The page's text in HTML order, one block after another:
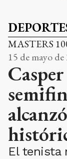
MASTERS
15 de mayo de
El tenista